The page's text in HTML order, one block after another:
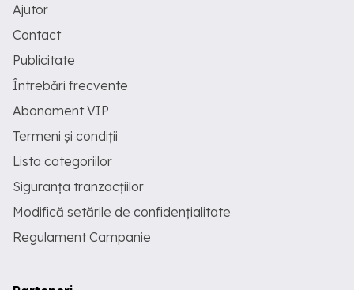
Ajutor
Contact
Publicitate
Întrebări frecvente
Abonament VIP
Termeni și condiții
Lista categoriilor
Siguranța tranzacțiilor
Modifică setările de confidențialitate
Regulament Campanie